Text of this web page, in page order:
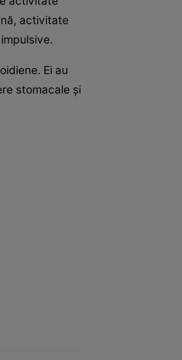
activitate
Ei au
stomacale şi